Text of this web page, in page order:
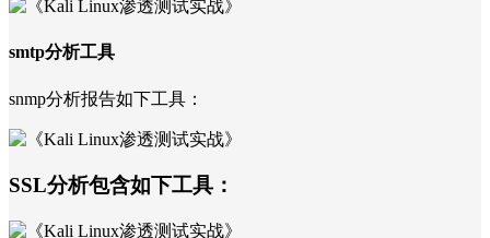
smtp分析工具
snmp分析报告如下工具：
SSL分析包含如下工具：